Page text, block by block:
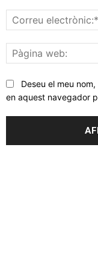
Deseu el meu
en aquest navegador